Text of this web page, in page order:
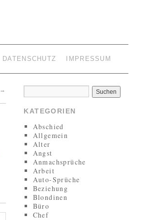
DATENSCHUTZ IMPRESSUM
→
KATEGORIEN
Abschied
Allgemein
Alter
Angst
Anmachsprüche
Arbeit
Auto-Sprüche
Beziehung
Blondinen
Büro
Chef